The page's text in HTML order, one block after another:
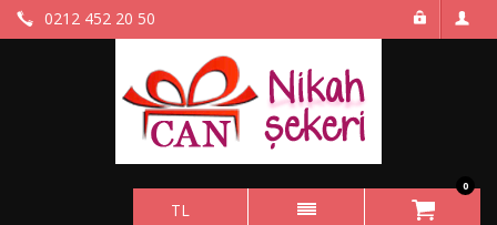
0212 452 20 50
TL
0